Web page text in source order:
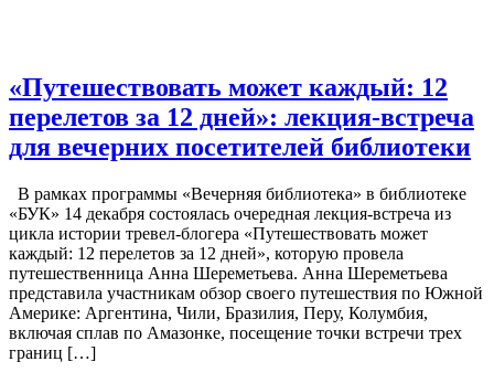
«Путешествовать может каждый: 12
перелетов за 12 дней»: лекция-встреча
для вечерних посетителей библиотеки
В рамках программы «Вечерняя библиотека» в библиотеке
«БУК» 14 декабря состоялась очередная лекция-встреча из
цикла истории тревел-блогера «Путешествовать может
каждый: 12 перелетов за 12 дней», которую провела
путешественница Анна Шереметьева. Анна Шереметьева
представила участникам обзор своего путешествия по Южной
Америке: Аргентина, Чили, Бразилия, Перу, Колумбия,
включая сплав по Амазонке, посещение точки встречи трех
границ […]